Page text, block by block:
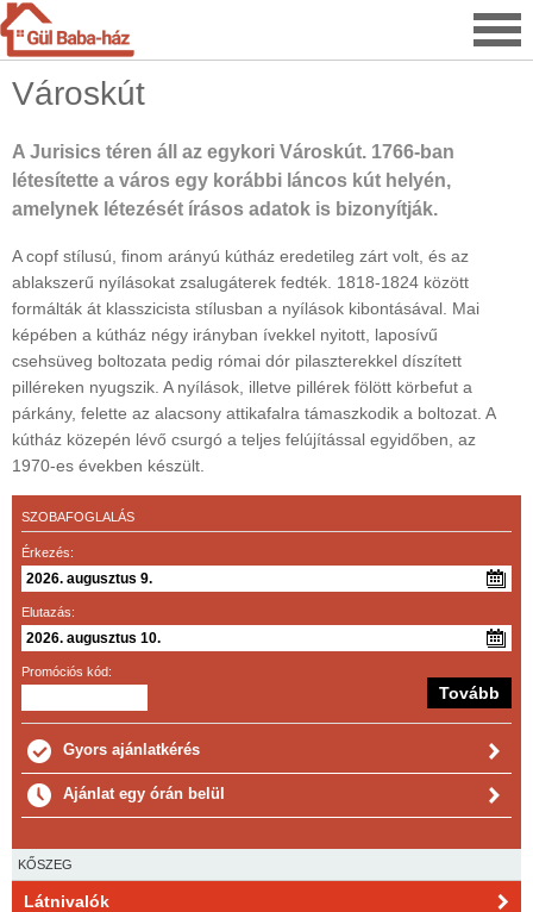
Városkút
A Jurisics téren áll az egykori Városkút. 1766-ban
létesítette a város egy korábbi láncos kút helyén,
amelynek létezését írásos adatok is bizonyítják.
A copf stílusú, finom arányú kútház eredetileg zárt volt, és az
ablakszerű nyílásokat zsalugáterek fedték. 1818-1824 között
formálták át klasszicista stílusban a nyílások kibontásával. Mai
képében a kútház négy irányban ívekkel nyitott, laposívű
csehsüveg boltozata pedig római dór pilaszterekkel díszített
pilléreken nyugszik. A nyílások, illetve pillérek fölött körbefut a
párkány, felette az alacsony attikafalra támaszkodik a boltozat. A
kútház közepén lévő csurgó a teljes felújítással egyidőben, az
1970-es években készült.
SZOBAFOGLALÁS
Érkezés:
Elutazás:
Promóciós kód:
Gyors ajánlatkérés
Ajánlat egy órán belül
KŐSZEG
Látnivalók